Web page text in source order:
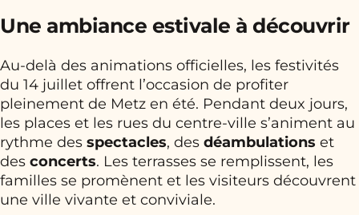
Une ambiance estivale à découvrir
Au-delà des animations officielles, les festivités
du 14 juillet offrent l’occasion de profiter
pleinement de Metz en été. Pendant deux jours,
les places et les rues du centre-ville s’animent au
rythme des spectacles, des déambulations et
des concerts. Les terrasses se remplissent, les
familles se promènent et les visiteurs découvrent
une ville vivante et conviviale.